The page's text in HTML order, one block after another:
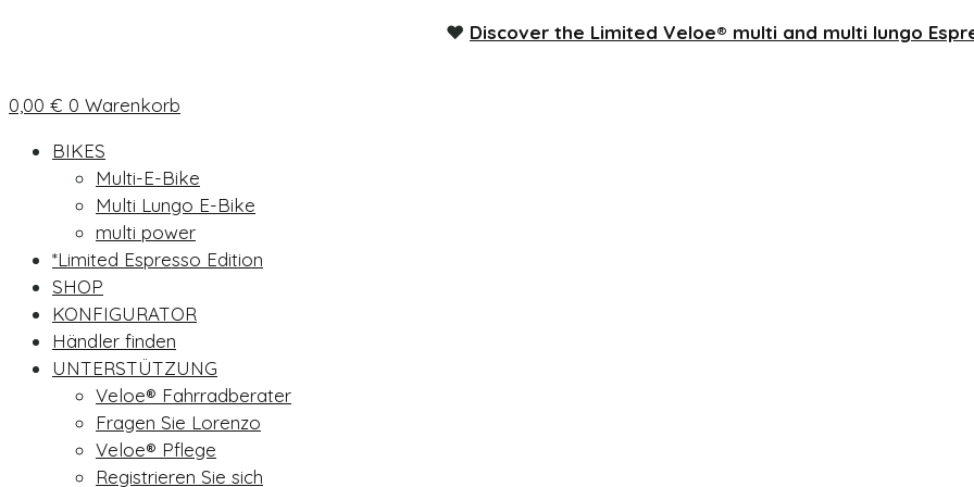
♥ Discover the Limited Veloe® multi and multi lungo
0,00 € 0 Warenkorb
BIKES
Multi-E-Bike
Multi Lungo E-Bike
multi power
*Limited Espresso Edition
SHOP
KONFIGURATOR
Händler finden
UNTERSTÜTZUNG
Veloe® Fahrradberater
Fragen Sie Lorenzo
Veloe® Pflege
Registrieren Sie sich